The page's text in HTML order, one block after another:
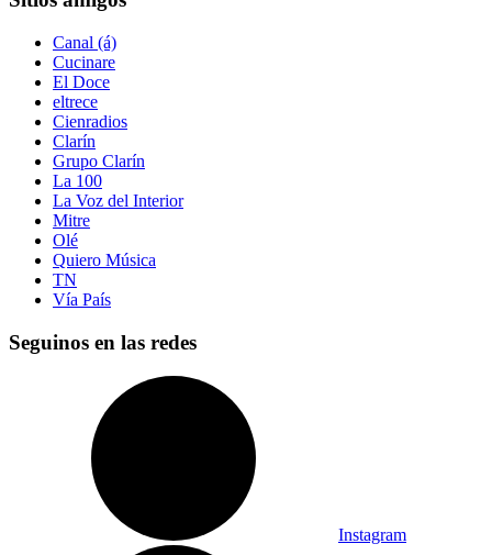
Canal (á)
Cucinare
El Doce
eltrece
Cienradios
Clarín
Grupo Clarín
La 100
La Voz del Interior
Mitre
Olé
Quiero Música
TN
Vía País
Seguinos en las redes
Instagram